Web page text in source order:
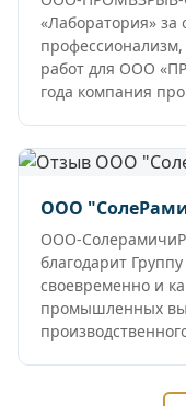
«Лаборатория» за
работ для ООО
года компания
ООО
ООО-
благодарит
своевременно и
промышленных